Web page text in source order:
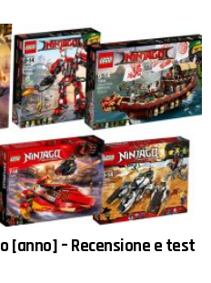
[anno] – Recensione e test